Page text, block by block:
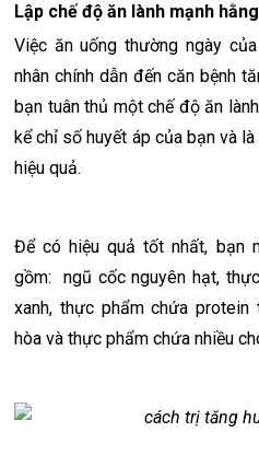
Lập chế độ ăn lành mạnh
Việc ăn uống thường ngày
nhân chính dẫn đến căn bệnh
bạn tuân thủ một chế độ ăn
kể chỉ số huyết áp của bạn và
hiệu quả.
Để có hiệu quả tốt nhất, bạn
gồm: ngũ cốc nguyên hạt,
xanh, thực phẩm chứa
hòa và thực phẩm chứa nhiều